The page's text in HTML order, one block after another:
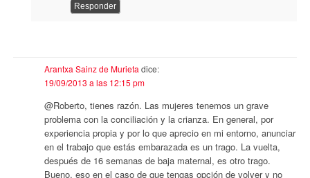
Responder
Arantxa Sainz de Murieta dice:
19/09/2013 a las 12:15 pm
@Roberto, tienes razón. Las mujeres tenemos un grave
problema con la conciliación y la crianza. En general, por
experiencia propia y por lo que aprecio en mi entorno, anunciar
en el trabajo que estás embarazada es un trago. La vuelta,
después de 16 semanas de baja maternal, es otro trago.
Bueno, eso en el caso de que tengas opción de volver y no